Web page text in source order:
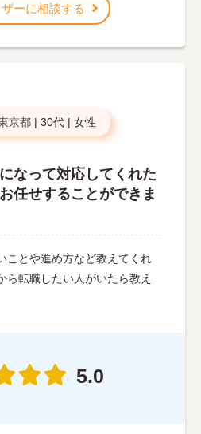
ーに相談する
京都 | 30代 | 女性
なって対応してくれた
任せすることができま
ことや進め方など教えてくれ
ら転職したい人がいたら教え
5.0